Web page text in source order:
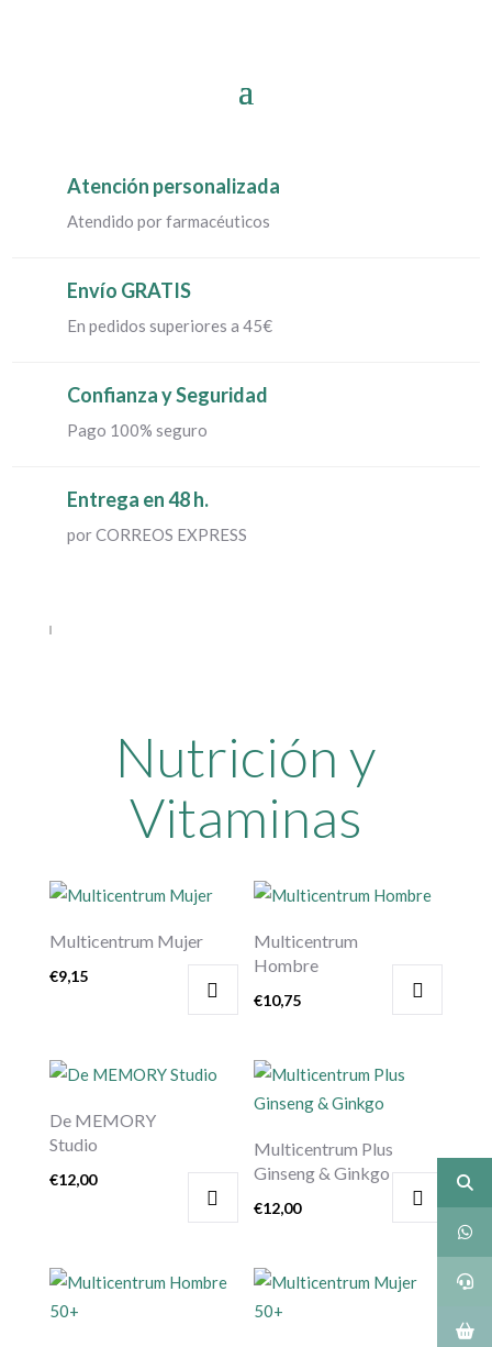
Atención personalizada
Atendido por farmacéuticos
Envío GRATIS
En pedidos superiores a 45€
Confianza y Seguridad
Pago 100% seguro
Entrega en 48 h.
por CORREOS EXPRESS
Nutrición y
Vitaminas
Multicentrum Mujer
€9,15
Multicentrum
Hombre
€10,75
De MEMORY
Studio
€12,00
Multicentrum Plus
Ginseng & Ginkgo
€12,00